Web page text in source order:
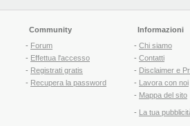
Community
- Forum
- Effettua l'accesso
- Registrati gratis
- Recupera la password
Informazioni
- Chi siamo
- Contatti
- Disclaimer e
- Lavora con noi
- Mappa del sito
- La tua